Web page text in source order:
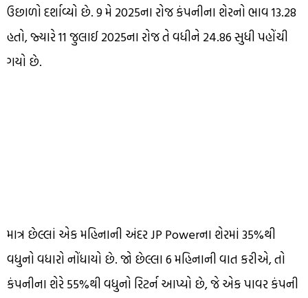
ઉછાળો દર્શાવ્યો છે. 9 મે 2025ના રોજ કંપનીના શેરનો ભાવ ₹13.28
હતો, જ્યારે 11 જુલાઈ 2025ના રોજ તે વધીને ₹24.86 સુધી પહોંચી
ગયો છે.
માત્ર છેલ્લાં એક મહિનાની અંદર JP Powerના શેરમાં 35%થી
વધુનો વધારો નોંધાયો છે. જો છેલ્લા 6 મહિનાની વાત કરીએ, તો
કંપનીના શેરે 55%થી વધુનો રિટર્ન આપ્યો છે, જે એક પાવર કંપની